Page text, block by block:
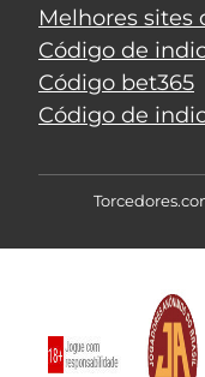
Melhores sites
Código de
Código bet365
Código de